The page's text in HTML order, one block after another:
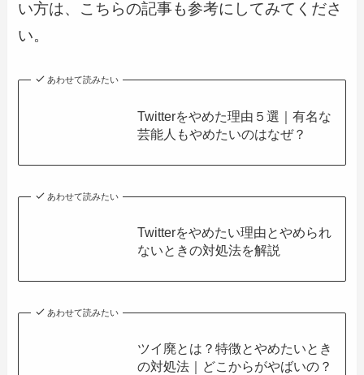
い方は、こちらの記事も参考にしてみてくださ
い。
あわせて読みたい
Twitterをやめた理由５選｜有名な
芸能人もやめたいのはなぜ？
あわせて読みたい
Twitterをやめたい理由とやめられ
ないときの対処法を解説
あわせて読みたい
ツイ廃とは？特徴とやめたいとき
の対処法｜どこからがやばいの？